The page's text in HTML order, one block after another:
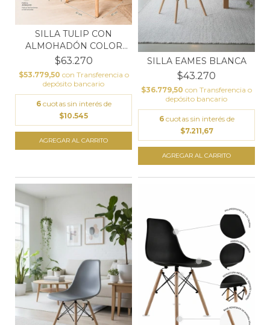
SILLA TULIP CON
ALMOHADÓN COLOR
BLANCO
$63.270
$53.779,50 con Transferencia o
depósito bancario
6 cuotas sin interés de
$10.545
SILLA EAMES BLANCA
$43.270
$36.779,50 con Transferencia o
depósito bancario
6 cuotas sin interés de
$7.211,67